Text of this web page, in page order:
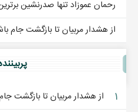
رحمان عموزاد تنها صدرنشین
از هشدار مربیان تا بازگشت جام
۱ از هشدار مربیان تا بازگشت